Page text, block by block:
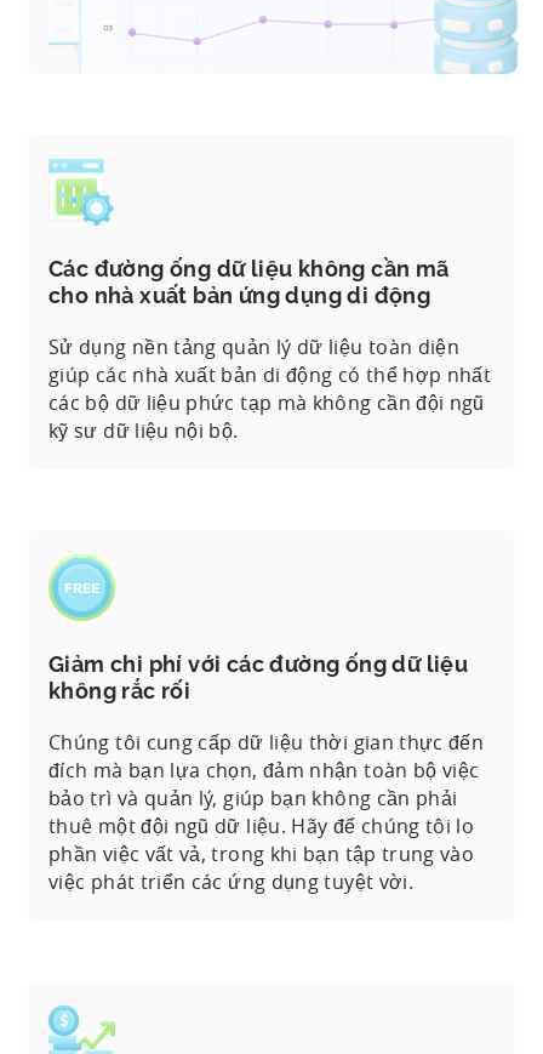
Các đường ống dữ liệu không cần mã
cho nhà xuất bản ứng dụng di động
Sử dụng nền tảng quản lý dữ liệu toàn diện
giúp các nhà xuất bản di động có thể hợp nhất
các bộ dữ liệu phức tạp mà không cần đội ngũ
kỹ sư dữ liệu nội bộ.
Giảm chi phí với các đường ống dữ liệu
không rắc rối
Chúng tôi cung cấp dữ liệu thời gian thực đến
đích mà bạn lựa chọn, đảm nhận toàn bộ việc
bảo trì và quản lý, giúp bạn không cần phải
thuê một đội ngũ dữ liệu. Hãy để chúng tôi lo
phần việc vất vả, trong khi bạn tập trung vào
việc phát triển các ứng dụng tuyệt vời.